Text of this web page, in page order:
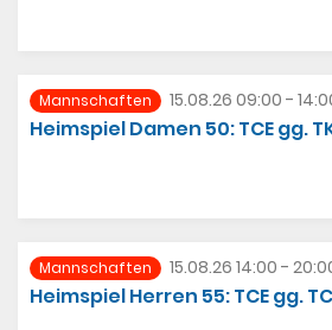
Mannschaften 15.08.26 09:00 -
Heimspiel Damen 50: TCE gg.
Mannschaften 15.08.26 14:00 -
Heimspiel Herren 55: TCE gg.